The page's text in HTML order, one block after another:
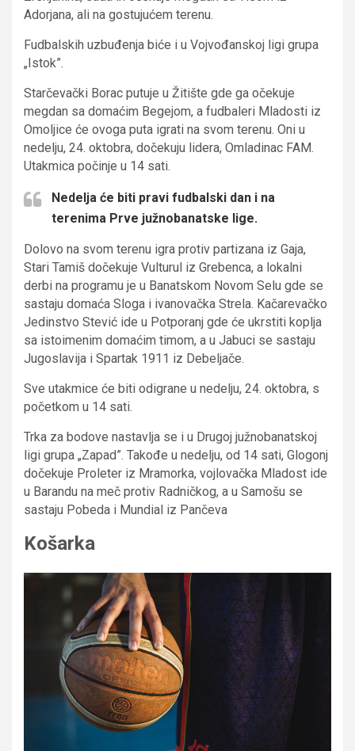
Adorjana, ali na gostujućem terenu.
Fudbalskih uzbuđenja biće i u Vojvođanskoj ligi grupa
„Istok”.
Starčevački Borac putuje u Žitište gde ga očekuje
megdan sa domaćim Begejom, a fudbaleri Mladosti iz
Omoljice će ovoga puta igrati na svom terenu. Oni u
nedelju, 24. oktobra, dočekuju lidera, Omladinac FAM.
Utakmica počinje u 14 sati.
Nedelja će biti pravi fudbalski dan i na
terenima Prve južnobanatske lige.
Dolovo na svom terenu igra protiv partizana iz Gaja,
Stari Tamiš dočekuje Vulturul iz Grebenca, a lokalni
derbi na programu je u Banatskom Novom Selu gde se
sastaju domaća Sloga i ivanovačka Strela. Kačarevačko
Jedinstvo Stević ide u Potporanj gde će ukrstiti koplja
sa istoimenim domaćim timom, a u Jabuci se sastaju
Jugoslavija i Spartak 1911 iz Debeljače.
Sve utakmice će biti odigrane u nedelju, 24. oktobra, s
početkom u 14 sati.
Trka za bodove nastavlja se i u Drugoj južnobanatskoj
ligi grupa „Zapad”. Takođe u nedelju, od 14 sati, Glogonj
dočekuje Proleter iz Mramorka, vojlovačka Mladost ide
u Barandu na meč protiv Radničkog, a u Samošu se
sastaju Pobeda i Mundial iz Pančeva
Košarka